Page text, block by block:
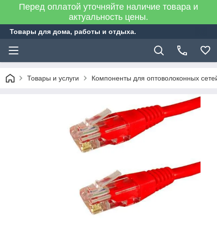
Перед оплатой уточняйте наличие товара и
актуальность цены.
Товары для дома, работы и отдыха.
Товары и услуги Компоненты для оптоволоконных